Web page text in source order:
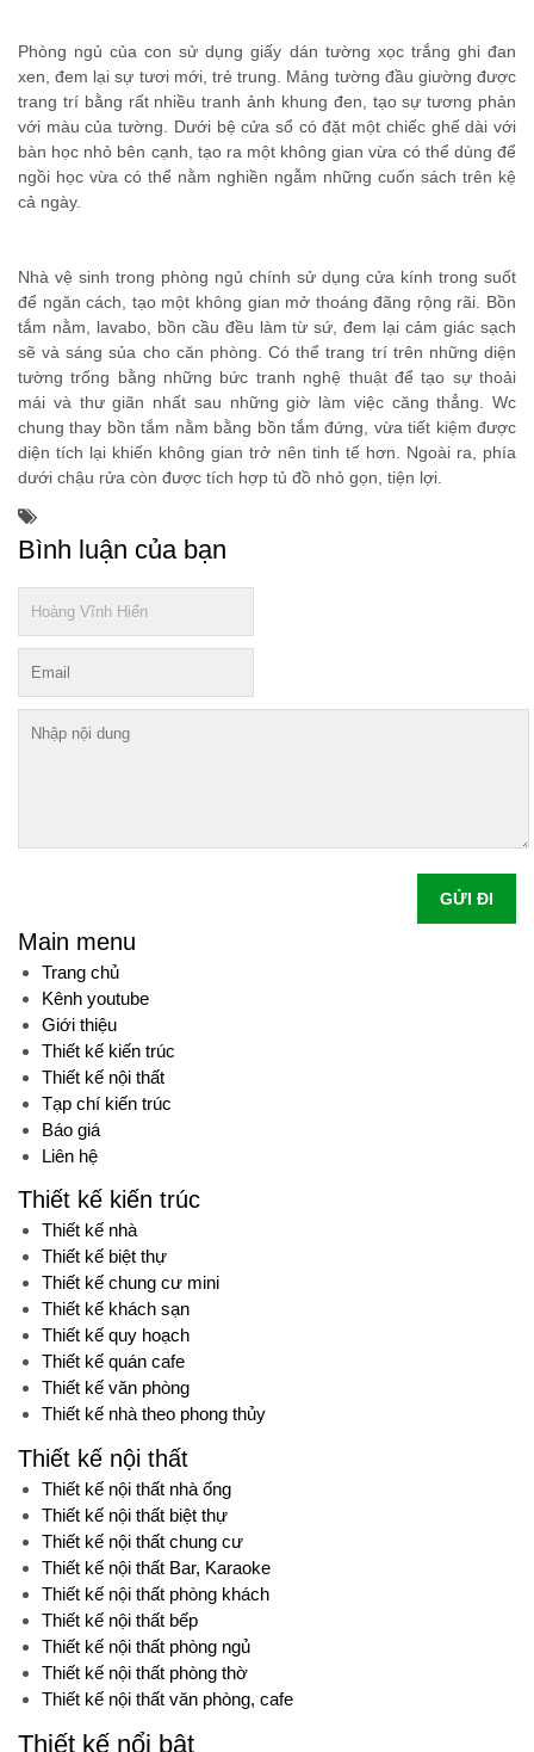
Phòng ngủ của con sử dụng giấy dán tường xọc trắng ghi đan
xen, đem lại sự tươi mới, trẻ trung. Mảng tường đầu giường được
trang trí bằng rất nhiều tranh ảnh khung đen, tạo sự tương phản
với màu của tường. Dưới bệ cửa sổ có đặt một chiếc ghế dài với
bàn học nhỏ bên cạnh, tạo ra một không gian vừa có thể dùng để
ngồi học vừa có thể nằm nghiền ngẫm những cuốn sách trên kệ
cả ngày.
Nhà vệ sinh trong phòng ngủ chính sử dụng cửa kính trong suốt
để ngăn cách, tạo một không gian mở thoáng đãng rộng rãi. Bồn
tắm nằm, lavabo, bồn cầu đều làm từ sứ, đem lại cảm giác sạch
sẽ và sáng sủa cho căn phòng. Có thể trang trí trên những diện
tường trống bằng những bức tranh nghệ thuật để tạo sự thoải
mái và thư giãn nhất sau những giờ làm việc căng thẳng. Wc
chung thay bồn tắm nằm bằng bồn tắm đứng, vừa tiết kiệm được
diện tích lại khiến không gian trở nên tinh tế hơn. Ngoài ra, phía
dưới chậu rửa còn được tích hợp tủ đồ nhỏ gọn, tiện lợi.
Bình luận của bạn
GỬI ĐI
Main menu
Trang chủ
Kênh youtube
Giới thiệu
Thiết kế kiến trúc
Thiết kế nội thất
Tạp chí kiến trúc
Báo giá
Liên hệ
Thiết kế kiến trúc
Thiết kế nhà
Thiết kế biệt thự
Thiết kế chung cư mini
Thiết kế khách sạn
Thiết kế quy hoạch
Thiết kế quán cafe
Thiết kế văn phòng
Thiết kế nhà theo phong thủy
Thiết kế nội thất
Thiết kế nội thất nhà ống
Thiết kế nội thất biệt thự
Thiết kế nội thất chung cư
Thiết kế nội thất Bar, Karaoke
Thiết kế nội thất phòng khách
Thiết kế nội thất bếp
Thiết kế nội thất phòng ngủ
Thiết kế nội thất phòng thờ
Thiết kế nội thất văn phòng, cafe
Thiết kế nổi bật